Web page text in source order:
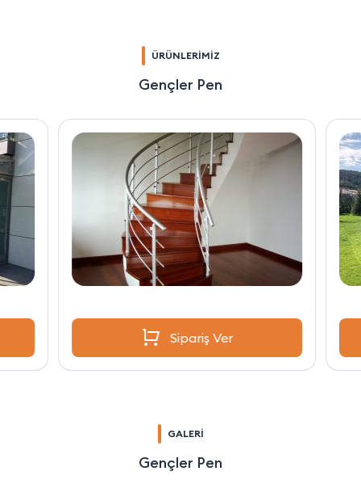
ÜRÜNLERİMİZ
Gençler Pen
Sipariş Ver
GALERİ
Gençler Pen